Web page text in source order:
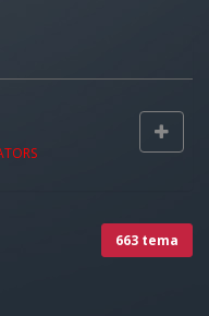
663 tema